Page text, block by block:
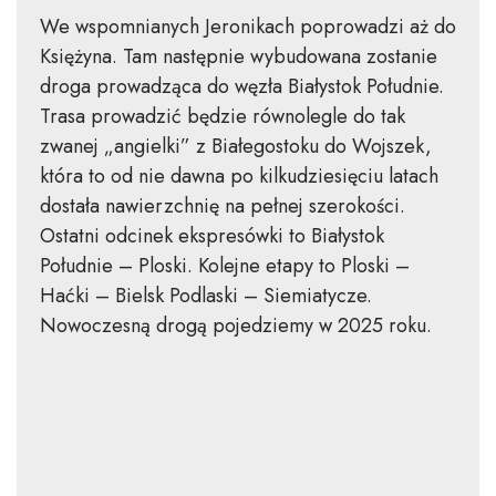
We wspomnianych Jeronikach poprowadzi aż do
Księżyna. Tam następnie wybudowana zostanie
droga prowadząca do węzła Białystok Południe.
Trasa prowadzić będzie równolegle do tak
zwanej „angielki” z Białegostoku do Wojszek,
która to od nie dawna po kilkudziesięciu latach
dostała nawierzchnię na pełnej szerokości.
Ostatni odcinek ekspresówki to Białystok
Południe – Ploski. Kolejne etapy to Ploski –
Haćki – Bielsk Podlaski – Siemiatycze.
Nowoczesną drogą pojedziemy w 2025 roku.